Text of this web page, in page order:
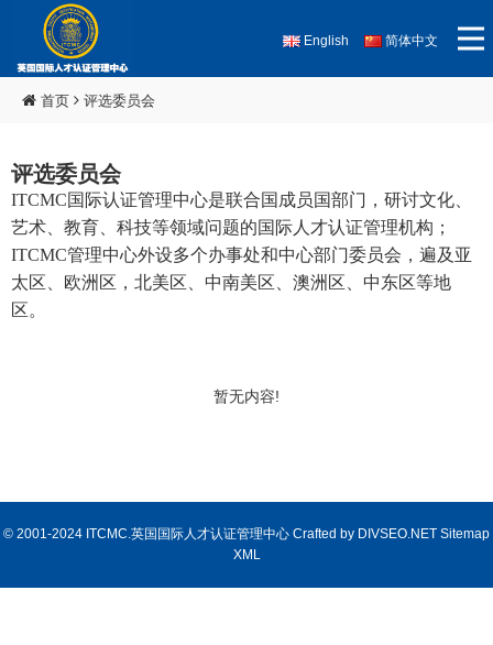
English 简体中文
首页 评选委员会
评选委员会
ITCMC国际认证管理中心是联合国成员国部门，研讨文化、
艺术、教育、科技等领域问题的国际人才认证管理机构；
ITCMC管理中心外设多个办事处和中心部门委员会，遍及亚
太区、欧洲区，北美区、中南美区、澳洲区、中东区等地
区。
暂无内容!
© 2001-2024 ITCMC.英国国际人才认证管理中心 Crafted by DIVSEO.NET Sitemap
XML